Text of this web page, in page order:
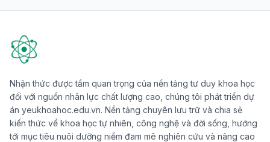
Nhận thức được tầm quan trọng của nền tảng tư duy khoa học
đối với nguồn nhân lực chất lượng cao, chúng tôi phát triển dự
án yeukhoahoc.edu.vn. Nền tảng chuyên lưu trữ và chia sẻ
kiến thức về khoa học tự nhiên, công nghệ và đời sống, hướng
tới mục tiêu nuôi dưỡng niềm đam mê nghiên cứu và nâng cao